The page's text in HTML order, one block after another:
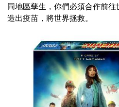
同地區孳生，你們必須合作前
造出疫苗，將世界拯救。